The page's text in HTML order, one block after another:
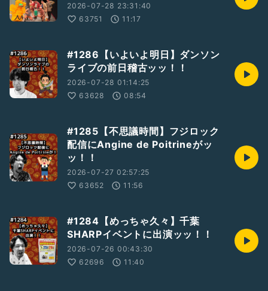
2026-07-28 23:31:40
63751
11:17
#1286【いよいよ明日】ダンソン
ライブの前日稽古ッッ！！
2026-07-28 01:14:25
63628
08:54
#1285【不思議時間】フジロック
配信にAngine de Poitrineがッ
ッ！！
2026-07-27 02:57:25
63652
11:56
#1284【めっちゃ久々】千葉
SHARPイベントに出演ッッ！！
2026-07-26 00:43:30
62696
11:40